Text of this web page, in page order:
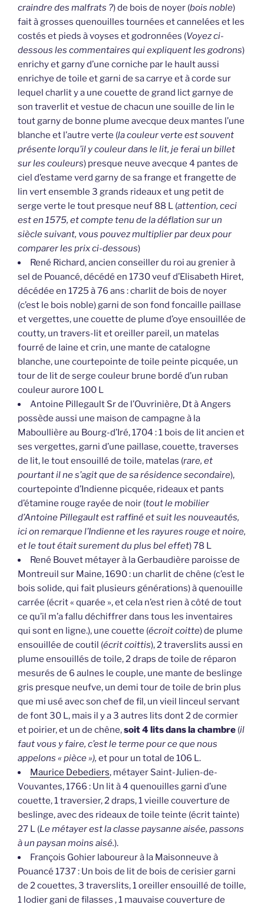
craindre des malfrats ?) de bois de noyer (bois noble)
fait à grosses quenouilles tournées et cannelées et les
costés et pieds à voyses et godronnées (Voyez ci-
dessous les commentaires qui expliquent les godrons)
enrichy et garny d’une corniche par le hault aussi
enrichye de toile et garni de sa carrye et à corde sur
lequel charlit y a une couette de grand lict garnye de
son traverlit et vestue de chacun une souille de lin le
tout garny de bonne plume avecque deux mantes l’une
blanche et l’autre verte (la couleur verte est souvent
présente lorqu’il y couleur dans le lit, je ferai un billet
sur les couleurs) presque neuve avecque 4 pantes de
ciel d’estame verd garny de sa frange et frangette de
lin vert ensemble 3 grands rideaux et ung petit de
serge verte le tout presque neuf 88 L (attention, ceci
est en 1575, et compte tenu de la déflation sur un
siècle suivant, vous pouvez multiplier par deux pour
comparer les prix ci-dessous)
René Richard, ancien conseiller du roi au grenier à
sel de Pouancé, décédé en 1730 veuf d’Elisabeth Hiret,
décédée en 1725 à 76 ans : charlit de bois de noyer
(c’est le bois noble) garni de son fond foncaille paillase
et vergettes, une couette de plume d’oye ensouillée de
coutty, un travers-lit et oreiller pareil, un matelas
fourré de laine et crin, une mante de catalogne
blanche, une courtepointe de toile peinte picquée, un
tour de lit de serge couleur brune bordé d’un ruban
couleur aurore 100 L
Antoine Pillegault Sr de l’Ouvrinière, Dt à Angers
possède aussi une maison de campagne à la
Maboullière au Bourg-d’Iré, 1704 : 1 bois de lit ancien et
ses vergettes, garni d’une paillase, couette, traverses
de lit, le tout ensouillé de toile, matelas (rare, et
pourtant il ne s’agit que de sa résidence secondaire),
courtepointe d’Indienne picquée, rideaux et pants
d’étamine rouge rayée de noir (tout le mobilier
d’Antoine Pillegault est raffiné et suit les nouveautés,
ici on remarque l’Indienne et les rayures rouge et noire,
et le tout était surement du plus bel effet) 78 L
René Bouvet métayer à la Gerbaudière paroisse de
Montreuil sur Maine, 1690 : un charlit de chêne (c’est le
bois solide, qui fait plusieurs générations) à quenouille
carrée (écrit « quarée », et cela n’est rien à côté de tout
ce qu’il m’a fallu déchiffrer dans tous les inventaires
qui sont en ligne.), une couette (écroit coitte) de plume
ensouillée de coutil (écrit coittis), 2 traverslits aussi en
plume ensouillés de toile, 2 draps de toile de réparon
mesurés de 6 aulnes le couple, une mante de beslinge
gris presque neufve, un demi tour de toile de brin plus
que mi usé avec son chef de fil, un vieil linceul servant
de font 30 L, mais il y a 3 autres lits dont 2 de cormier
et poirier, et un de chêne,soit 4 lits dans la chambre (il
faut vous y faire, c’est le terme pour ce que nous
appelons « pièce »), et pour un total de 106 L.
Maurice Debediers, métayer Saint-Julien-de-
Vouvantes, 1766 : Un lit à 4 quenouilles garni d’une
couette, 1 traversier, 2 draps, 1 vieille couverture de
beslinge, avec des rideaux de toile teinte (écrit tainte)
27 L (Le métayer est la classe paysanne aisée, passons
à un paysan moins aisé.).
François Gohier laboureur à la Maisonneuve à
Pouancé 1737 : Un bois de lit de bois de cerisier garni
de 2 couettes, 3 traverslits, 1 oreiller ensouillé de toille,
1 lodier gani de filasses , 1 mauvaise couverture de